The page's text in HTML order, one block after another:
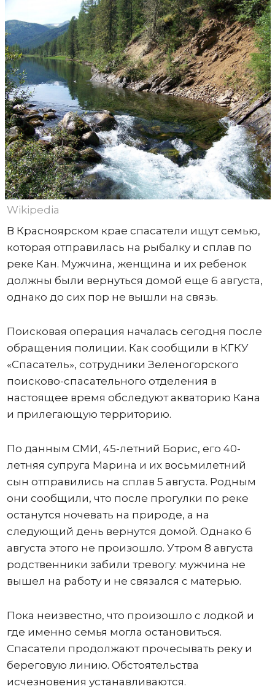
Wikipedia
В Красноярском крае спасатели ищут семью,
которая отправилась на рыбалку и сплав по
реке Кан. Мужчина, женщина и их ребенок
должны были вернуться домой еще 6 августа,
однако до сих пор не вышли на связь.
Поисковая операция началась сегодня после
обращения полиции. Как сообщили в КГКУ
«Спасатель», сотрудники Зеленогорского
поисково-спасательного отделения в
настоящее время обследуют акваторию Кана
и прилегающую территорию.
По данным СМИ, 45-летний Борис, его 40-
летняя супруга Марина и их восьмилетний
сын отправились на сплав 5 августа. Родным
они сообщили, что после прогулки по реке
останутся ночевать на природе, а на
следующий день вернутся домой. Однако 6
августа этого не произошло. Утром 8 августа
родственники забили тревогу: мужчина не
вышел на работу и не связался с матерью.
Пока неизвестно, что произошло с лодкой и
где именно семья могла остановиться.
Спасатели продолжают прочесывать реку и
береговую линию. Обстоятельства
исчезновения устанавливаются.